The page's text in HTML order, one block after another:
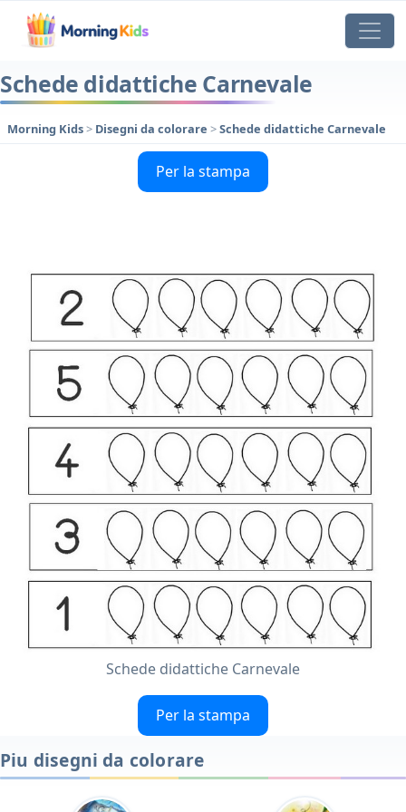
Schede didattiche Carnevale
Morning Kids> Disegni da colorare >Schede didattiche Carnevale
Per la stampa
Schede didattiche Carnevale
Per la stampa
Piu disegni da colorare